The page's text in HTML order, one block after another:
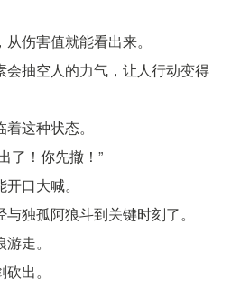
伤害值就能看出来。
会抽空人的力气，让人行动变得
这种状态。
了！你先撤！”
口大喊。
独孤阿狼斗到关键时刻了。
走。
出。